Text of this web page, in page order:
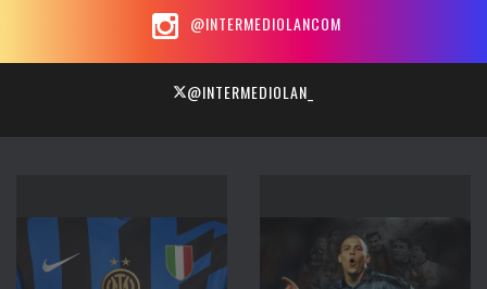
@INTERMEDIOLANCOM
@INTERMEDIOLAN_